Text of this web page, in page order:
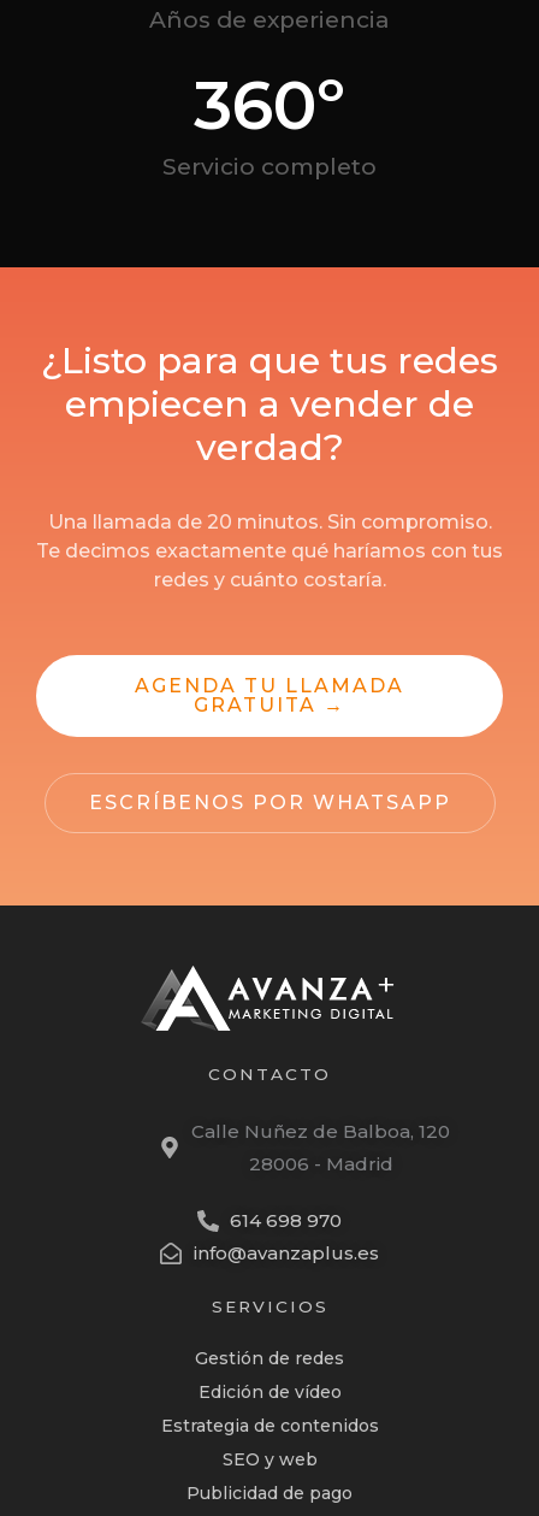
Años de experiencia
Servicio completo
360º
¿Listo para que tus redes
empiecen a vender de
verdad?
Una llamada de 20 minutos. Sin compromiso.
Te decimos exactamente qué haríamos con tus
redes y cuánto costaría.
AGENDA TU LLAMADA
GRATUITA →
ESCRÍBENOS POR WHATSAPP
CONTACTO
Calle Nuñez de Balboa, 120
28006 - Madrid
614 698 970
info@avanzaplus.es
SERVICIOS
Gestión de redes
Edición de vídeo
Estrategia de contenidos
SEO y web
Publicidad de pago